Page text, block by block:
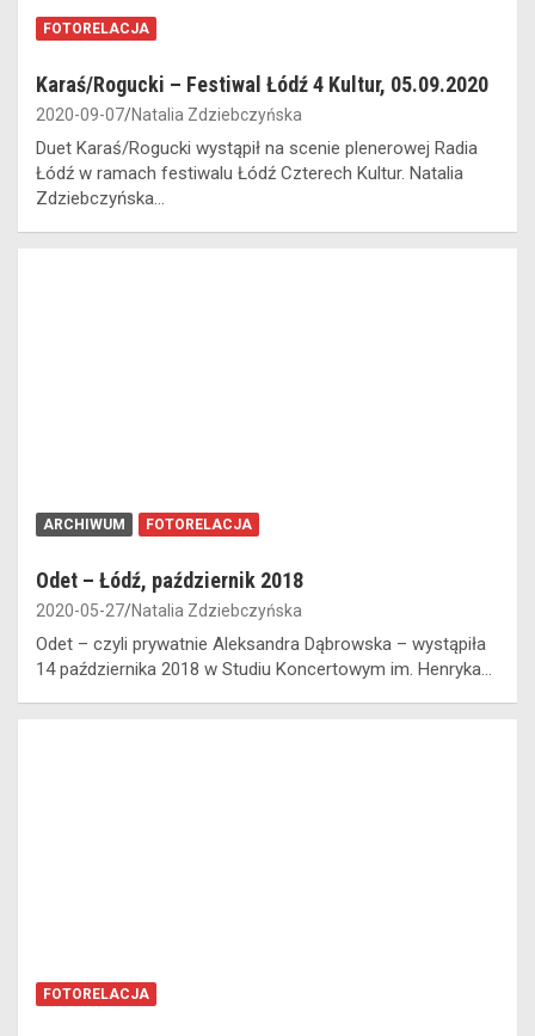
FOTORELACJA
Karaś/Rogucki – Festiwal Łódź 4 Kultur, 05.09.2020
2020-09-07 Natalia Zdziebczyńska
Duet Karaś/Rogucki wystąpił na scenie plenerowej Radia
Łódź w ramach festiwalu Łódź Czterech Kultur. Natalia
Zdziebczyńska…
ARCHIWUM FOTORELACJA
Odet – Łódź, październik 2018
2020-05-27 Natalia Zdziebczyńska
Odet – czyli prywatnie Aleksandra Dąbrowska – wystąpiła
14 października 2018 w Studiu Koncertowym im. Henryka…
FOTORELACJA